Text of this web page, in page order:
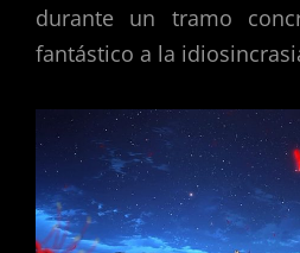
durante un tramo
fantástico a la